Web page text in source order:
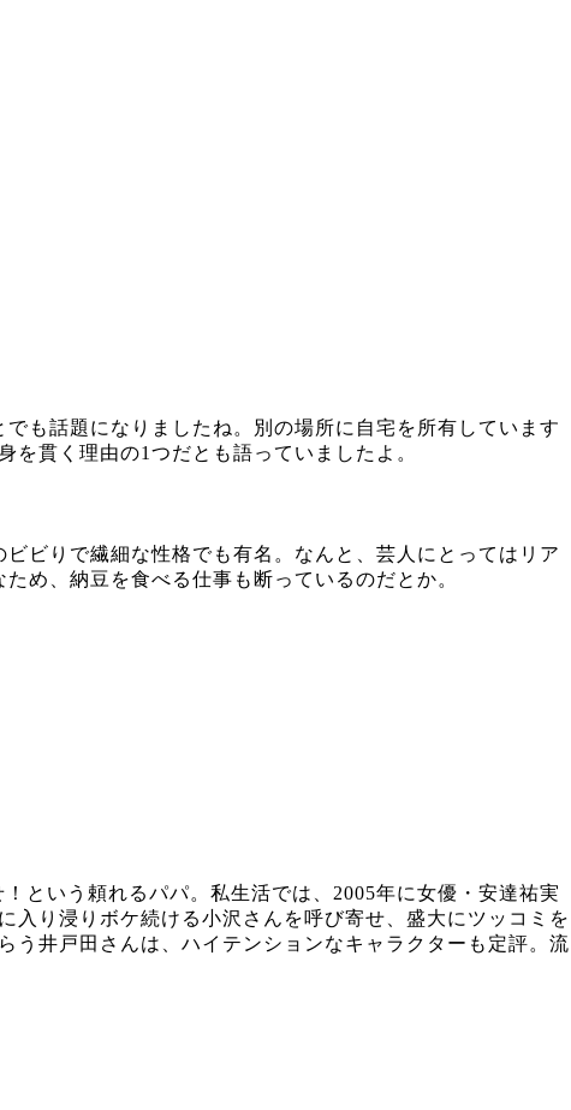
も話題になりましたね。別の場所に自宅を所有しています
貫く理由の1つだとも語っていましたよ。
ビりで繊細な性格でも有名。なんと、芸人にとってはリア
め、納豆を食べる仕事も断っているのだとか。
という頼れるパパ。私生活では、2005年に女優・安達祐実
入り浸りボケ続ける小沢さんを呼び寄せ、盛大にツッコミを
う井戸田さんは、ハイテンションなキャラクターも定評。流